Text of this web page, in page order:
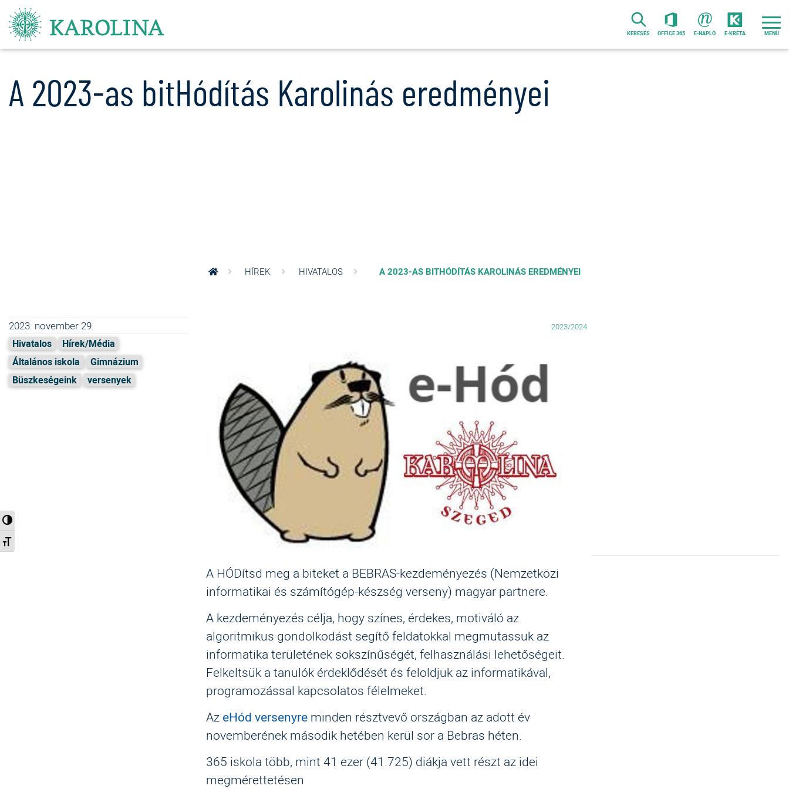
Nagy kontraszt váltása
Betűméret váltása
KERESÉS OFFICE 365 E-NAPLÓ E-KRÉTA
A 2023-as bitHódítás Karolinás eredményei
HÍREK HIVATALOS A 2023-AS BITHÓDÍTÁS KAROLINÁS EREDMÉNYEI
2023/2024
A HÓDítsd meg a biteket a BEBRAS-kezdeményezés (Nemzetközi
informatikai és számítógép-készség verseny) magyar partnere.
A kezdeményezés célja, hogy színes, érdekes, motiváló az
algoritmikus gondolkodást segítő feldatokkal megmutassuk az
informatika területének sokszínűségét, felhasználási lehetőségeit.
Felkeltsük a tanulók érdeklődését és feloldjuk az informatikával,
programozással kapcsolatos félelmeket.
Az eHód versenyre minden résztvevő országban az adott év
novemberének második hetében kerül sor a Bebras héten.
365 iskola több, mint 41 ezer (41.725) diákja vett részt az idei
megmérettetésen
2023. november 29.
Hivatalos
Hírek/Média
Általános iskola
Gimnázium
Büszkeségeink
versenyek